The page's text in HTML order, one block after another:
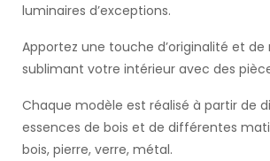
luminaires d’exceptions.
Apportez une touche d’originalité et de
sublimant votre intérieur avec des
Chaque modèle est réalisé à partir de
essences de bois et de différentes
bois, pierre, verre, métal.